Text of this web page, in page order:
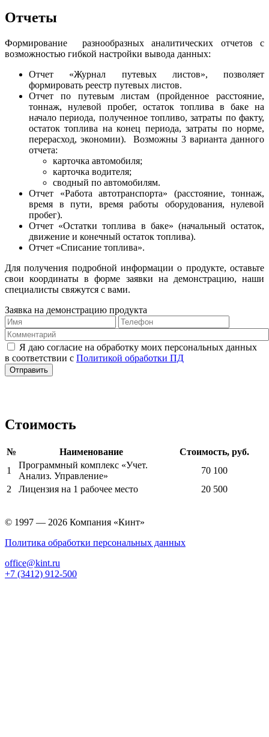
Отчеты
Формирование разнообразных аналитических отчетов с
возможностью гибкой настройки вывода данных:
Отчет «Журнал путевых листов», позволяет
формировать реестр путевых листов.
Отчет по путевым листам (пройденное расстояние,
тоннаж, нулевой пробег, остаток топлива в баке на
начало периода, полученное топливо, затраты по факту,
остаток топлива на конец периода, затраты по норме,
перерасход, экономии). Возможны 3 варианта данного
отчета:
карточка автомобиля;
карточка водителя;
сводный по автомобилям.
Отчет «Работа автотранспорта» (расстояние, тоннаж,
время в пути, время работы оборудования, нулевой
пробег).
Отчет «Остатки топлива в баке» (начальный остаток,
движение и конечный остаток топлива).
Отчет «Списание топлива».
Для получения подробной информации о продукте, оставьте
свои координаты в форме заявки на демонстрацию, наши
специалисты свяжутся с вами.
Заявка на демонстрацию продукта
Я даю согласие на обработку моих персональных данных
в соответствии с Политикой обработки ПД
Стоимость
№ Наименование
Стоимость, руб.
1
Программный комплекс «Учет.
Анализ. Управление»
70 100
2
Лицензия на 1 рабочее место 20 500
© 1997 — 2026 Компания «Кинт»
Политика обработки персональных данных
office@kint.ru
+7 (3412) 912-500